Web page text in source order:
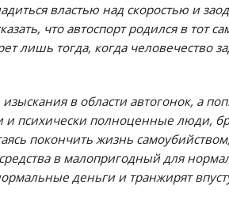
властью над скоростью и
что автоспорт родился в тот
лишь тогда, когда человечество
в области автогонок, а
психически полноценные люди,
покончить жизнь
в малопригодный для
деньги и транжирят